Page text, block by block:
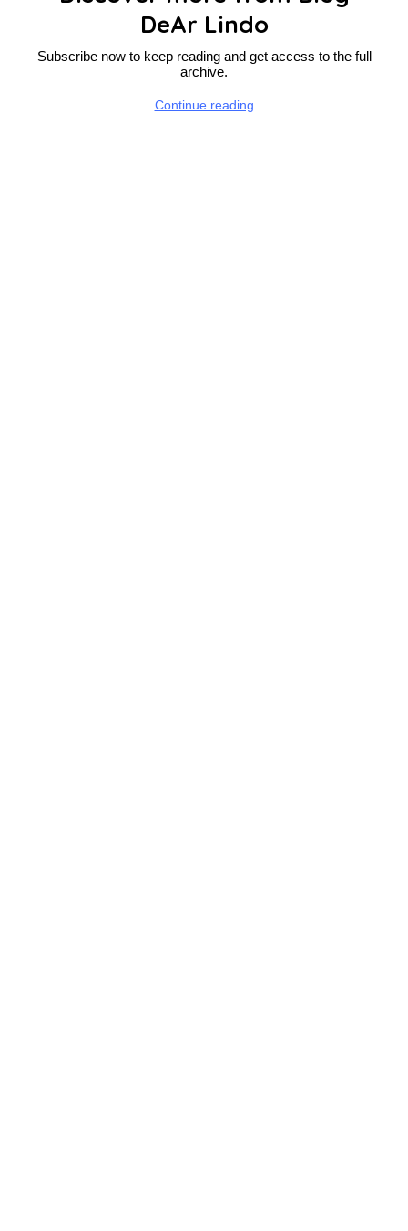
DeAr Lindo
Subscribe now to keep reading and get access to the full
archive.
Continue reading